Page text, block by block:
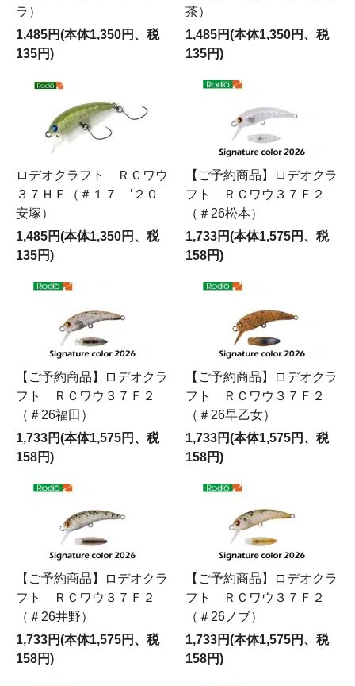
ラ）
1,485円(本体1,350円、税
135円)
茶）
1,485円(本体1,350円、税
135円)
ロデオクラフト ＲＣワウ
３７ＨＦ（＃１７ ’２０
安塚）
1,485円(本体1,350円、税
135円)
【ご予約商品】ロデオクラ
フト ＲＣワウ３７Ｆ２
（＃26松本）
1,733円(本体1,575円、税
158円)
【ご予約商品】ロデオクラ
フト ＲＣワウ３７Ｆ２
（＃26福田）
1,733円(本体1,575円、税
158円)
【ご予約商品】ロデオクラ
フト ＲＣワウ３７Ｆ２
（＃26早乙女）
1,733円(本体1,575円、税
158円)
【ご予約商品】ロデオクラ
フト ＲＣワウ３７Ｆ２
（＃26井野）
1,733円(本体1,575円、税
158円)
【ご予約商品】ロデオクラ
フト ＲＣワウ３７Ｆ２
（＃26ノブ）
1,733円(本体1,575円、税
158円)